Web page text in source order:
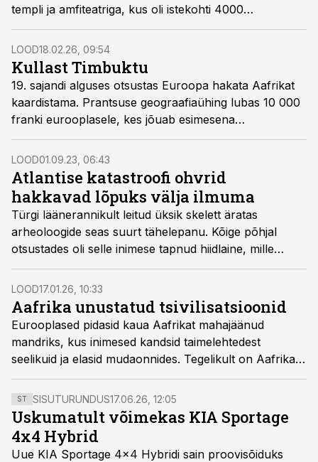
templi ja amfiteatriga, kus oli istekohti 4000
pealtvaatajale. Siis aga vallutasid Petra roomlased,
seejärel tabasid linna maavärinad ning lõpuks Petra
unustati. Alles 1812. aastal läks üks seikleja
legendaarset vanaaja linna otsima.
LOOD18.02.26, 09:54
Kullast Timbuktu
19. sajandi alguses otsustas Euroopa hakata Aafrikat
kaardistama. Prantsuse geograafiaühing lubas 10 000
franki eurooplasele, kes jõuab esimesena
legendaarsesse Timbuktu linna, kus tänavad olevat
kaetud puhta kullaga. Šotlane Gordon Laing võttis
väljakutse vastu, kuid tema ja raha vahel seisid
verejanulised hõimud ja ahned šeigid.
LOOD01.09.23, 06:43
Atlantise katastroofi ohvrid
hakkavad lõpuks välja ilmuma
Türgi läänerannikult leitud üksik skelett äratas
arheoloogide seas suurt tähelepanu. Kõige põhjal
otsustades oli selle inimese tapnud hiidlaine, mille
põhjustas vanaaja kõige suurem looduskatastroof:
vulkaanipurse Thera saarel.
LOOD17.01.26, 10:33
Aafrika unustatud tsivilisatsioonid
Eurooplased pidasid kaua Aafrikat mahajäänud
mandriks, kus inimesed kandsid taimelehtedest
seelikuid ja elasid mudaonnides. Tegelikult on Aafrikas
võrsunud mitu suurt tsivilisatsiooni. Erinevalt Egiptuse
vaaraodest ja püramiididest on paljude Aafrika maade
iidne hiilgus eurooplastele täiesti tundmatu.
ST SISUTURUNDUS17.06.26, 12:05
Uskumatult võimekas KIA Sportage
4x4 Hybrid
Uue KIA Sportage 4x4 Hybridi sain proovisõiduks